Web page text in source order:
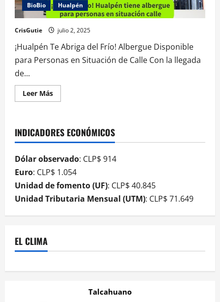
BioBio Hualpén
CrisGutie julio 2, 2025
¡Hualpén Te Abriga del Frío! Albergue Disponible
para Personas en Situación de Calle Con la llegada
de...
Leer Más
INDICADORES ECONÓMICOS
Dólar observado: CLP$ 914
Euro: CLP$ 1.054
Unidad de fomento (UF): CLP$ 40.845
Unidad Tributaria Mensual (UTM): CLP$ 71.649
EL CLIMA
Talcahuano